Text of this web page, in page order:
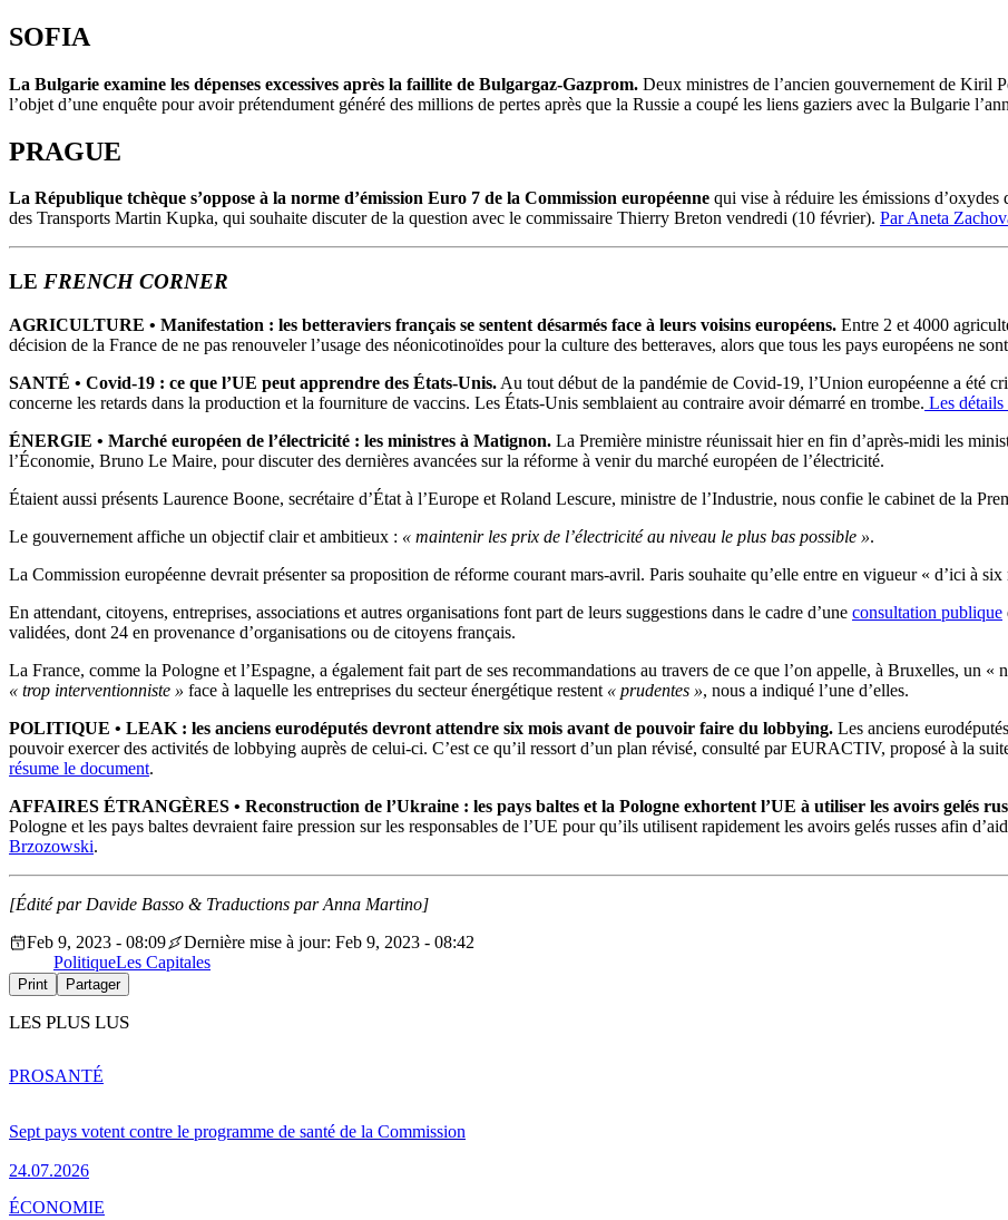
SOFIA
La Bulgarie examine les dépenses excessives après la faillite de Bulgargaz-Gazprom. Deux ministres de l’ancien gouvernement de Kiril
l’objet d’une enquête pour avoir prétendument généré des millions de pertes après que la Russie a coupé les liens gaziers avec la Bulgarie
PRAGUE
La République tchèque s’oppose à la norme d’émission Euro 7 de la Commission européenne qui vise à réduire les émissions d’oxydes
des Transports Martin Kupka, qui souhaite discuter de la question avec le commissaire Thierry Breton vendredi (10 février). Par Aneta
LE FRENCH CORNER
AGRICULTURE • Manifestation : les betteraviers français se sentent désarmés face à leurs voisins européens. Entre 2 et 4000
décision de la France de ne pas renouveler l’usage des néonicotinoïdes pour la culture des betteraves, alors que tous les pays européens ne
SANTÉ • Covid-19 : ce que l’UE peut apprendre des États-Unis. Au tout début de la pandémie de Covid-19, l’Union européenne a été
concerne les retards dans la production et la fourniture de vaccins. Les États-Unis semblaient au contraire avoir démarré en trombe. Les
ÉNERGIE • Marché européen de l’électricité : les ministres à Matignon. La Première ministre réunissait hier en fin d’après-midi les
l’Économie, Bruno Le Maire, pour discuter des dernières avancées sur la réforme à venir du marché européen de l’électricité.
Étaient aussi présents Laurence Boone, secrétaire d’État à l’Europe et Roland Lescure, ministre de l’Industrie, nous confie le cabinet de la
Le gouvernement affiche un objectif clair et ambitieux : « maintenir les prix de l’électricité au niveau le plus bas possible ».
La Commission européenne devrait présenter sa proposition de réforme courant mars-avril. Paris souhaite qu’elle entre en vigueur « d’ici à six
En attendant, citoyens, entreprises, associations et autres organisations font part de leurs suggestions dans le cadre d’une consultation publique
validées, dont 24 en provenance d’organisations ou de citoyens français.
La France, comme la Pologne et l’Espagne, a également fait part de ses recommandations au travers de ce que l’on appelle, à Bruxelles, un «
« trop interventionniste » face à laquelle les entreprises du secteur énergétique restent « prudentes », nous a indiqué l’une d’elles.
POLITIQUE • LEAK : les anciens eurodéputés devront attendre six mois avant de pouvoir faire du lobbying. Les anciens
pouvoir exercer des activités de lobbying auprès de celui-ci. C’est ce qu’il ressort d’un plan révisé, consulté par EURACTIV, proposé à la
résume le document.
AFFAIRES ÉTRANGÈRES • Reconstruction de l’Ukraine : les pays baltes et la Pologne exhortent l’UE à utiliser les avoirs gelés
Pologne et les pays baltes devraient faire pression sur les responsables de l’UE pour qu’ils utilisent rapidement les avoirs gelés russes afin
Brzozowski.
[Édité par Davide Basso & Traductions par Anna Martino]
Feb 9, 2023 - 08:09
Dernière mise à jour: Feb 9, 2023 - 08:42
PolitiqueLes Capitales
Print Partager
LES PLUS LUS
Sept pays votent contre le programme de santé de la Commission
24.07.2026
PROSANTÉ
ÉCONOMIE